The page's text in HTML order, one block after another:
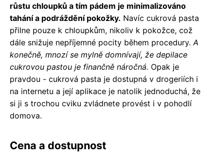
růstu chloupků a tím pádem je minimalizováno
tahání a podráždění pokožky. Navíc cukrová pasta
přilne pouze k chloupkům, nikoliv k pokožce, což
dále snižuje nepříjemné pocity během procedury. A
konečně, mnozí se mylně domnívají, že depilace
cukrovou pastou je finančně náročná. Opak je
pravdou - cukrová pasta je dostupná v drogeriích i
na internetu a její aplikace je natolik jednoduchá, že
si ji s trochou cviku zvládnete provést i v pohodlí
domova.
Cena a dostupnost